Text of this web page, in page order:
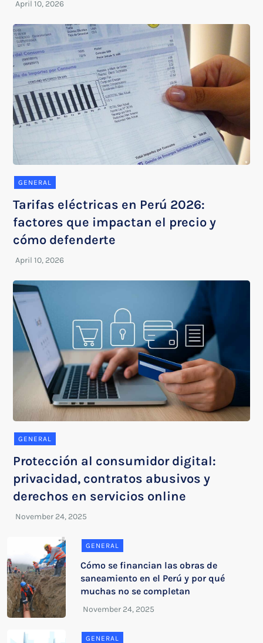
GENERAL
Tarifas eléctricas en Perú 2026:
factores que impactan el precio y
cómo defenderte
GENERAL
Protección al consumidor digital:
privacidad, contratos abusivos y
derechos en servicios online
GENERAL
Cómo se financian las obras de
saneamiento en el Perú y por qué
muchas no se completan
GENERAL